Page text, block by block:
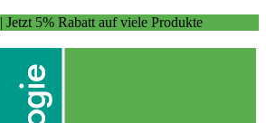
| Jetzt 5% Rabatt auf viele Produkte